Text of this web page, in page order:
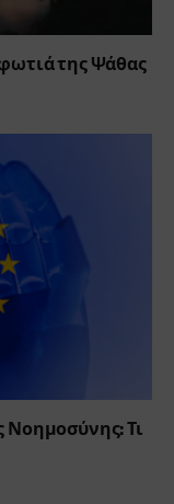
της Ψάθας
Νοημοσύνης: Τι